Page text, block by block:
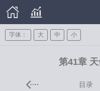
字体： 大 中 小
第41章 天
目录